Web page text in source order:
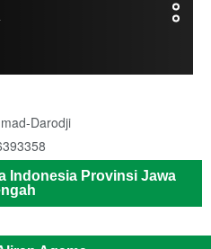
Indonesia Provinsi Jawa